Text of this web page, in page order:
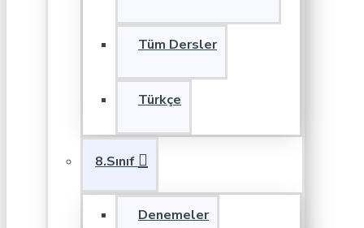
Tüm Dersler
Türkçe
8.Sınıf
Denemeler